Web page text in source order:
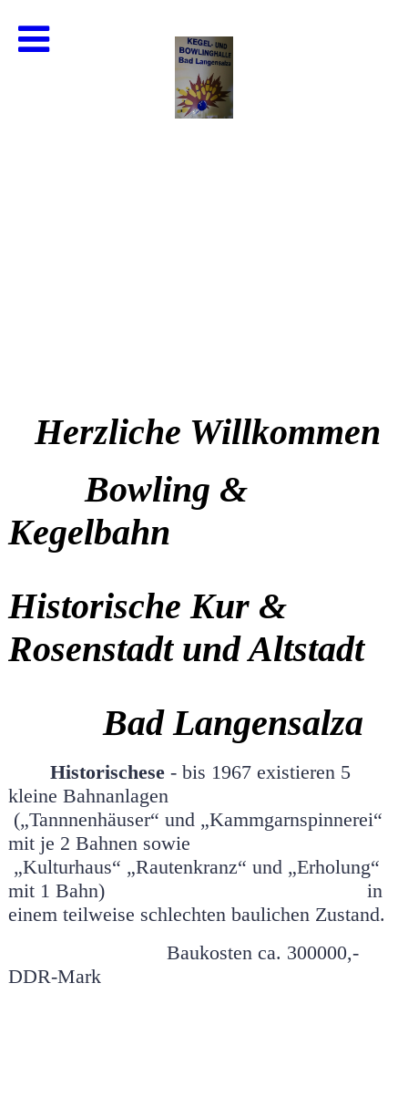
Herzliche Willkommen
Bowling &
Kegelbahn
Historische Kur &
Rosenstadt und Altstadt
Bad Langensalza
Historischese - bis 1967 existieren 5
kleine Bahnanlagen
(„Tannnenhäuser“ und „Kammgarnspinnerei“
mit je 2 Bahnen sowie
„Kulturhaus“ „Rautenkranz“ und „Erholung“
mit 1 Bahn) in
einem teilweise schlechten baulichen Zustand.
Baukosten ca. 300000,-
DDR-Mark